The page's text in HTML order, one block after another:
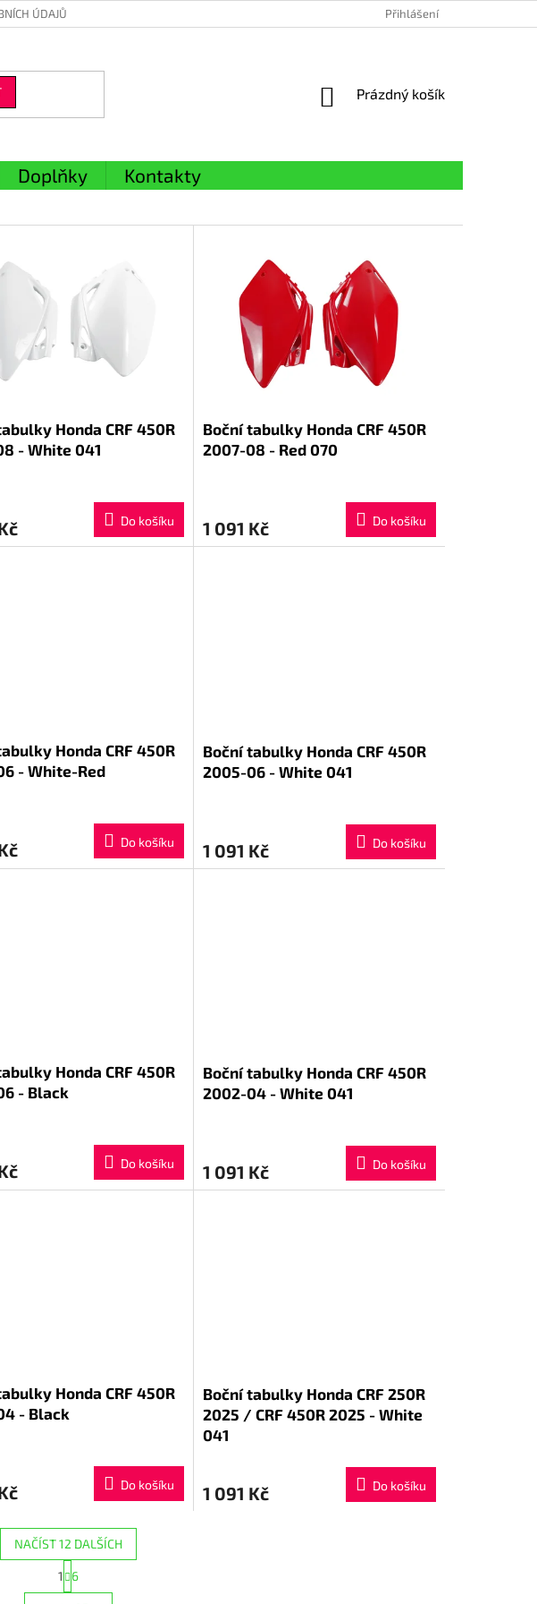
ÚDAJŮ Přihlášení
NÁKUPNÍ
Prázdný košík
Doplňky Kontakty
Honda CRF 450R
- White 041
Do košíku
Boční tabulky Honda CRF 450R
2007-08 - Red 070
1 091 Kč Do košíku
Honda CRF 450R
- White-Red
Do košíku
Boční tabulky Honda CRF 450R
2005-06 - White 041
1 091 Kč Do košíku
Honda CRF 450R
- Black
Do košíku
Boční tabulky Honda CRF 450R
2002-04 - White 041
1 091 Kč Do košíku
Honda CRF 450R
- Black
Do košíku
Boční tabulky Honda CRF 250R
2025 / CRF 450R 2025 - White
041
1 091 Kč Do košíku
O
v
NAČÍST 12 DALŠÍCH
S
t
r
1 6